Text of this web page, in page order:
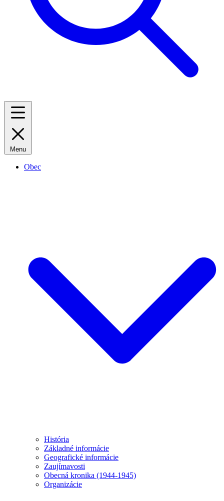
Menu
Obec
História
Základné informácie
Geografické informácie
Zaujímavosti
Obecná kronika (1944-1945)
Organizácie